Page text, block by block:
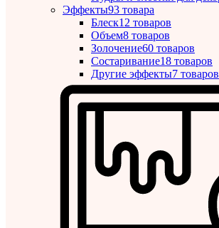
Эффекты93 товара
Блеск12 товаров
Объем8 товаров
Золочение60 товаров
Состаривание18 товаров
Другие эффекты7 товаров